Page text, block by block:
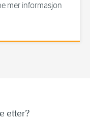
mer informasjon
etter?